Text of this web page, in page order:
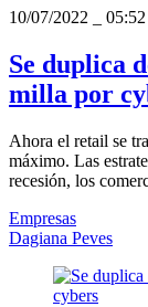
10/07/2022
05:52
Se duplica
milla por
Ahora el retail se
máximo. Las
recesión, los
Empresas
Dagiana Peves